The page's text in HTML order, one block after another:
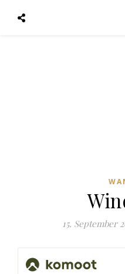
15. September